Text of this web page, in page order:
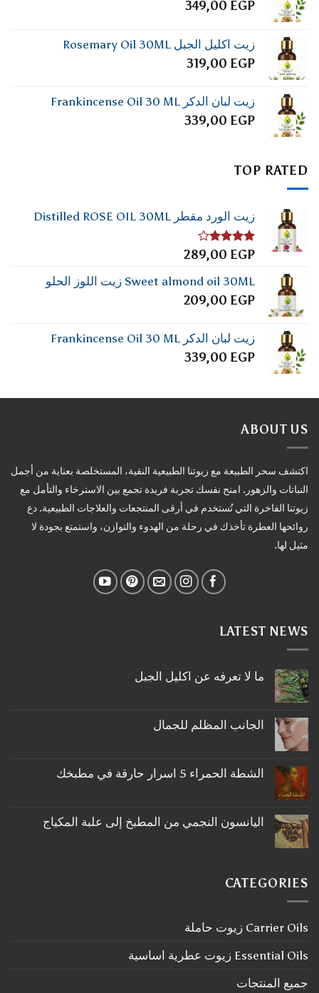
349,00 EGP
زيت اكليل الجبل Rosemary Oil 30ML
319,00 EGP
زيت لبان الدكر Frankincense Oil 30 ML
339,00 EGP
TOP RATED
زيت الورد مقطر Distilled ROSE OIL 30ML
تم
4.00من
5
289,00 EGP
Sweet almond oil 30ML زيت اللوز الحلو
209,00 EGP
زيت لبان الدكر Frankincense Oil 30 ML
339,00 EGP
ABOUT US
اكتشف سحر الطبيعة مع زيوتنا الطبيعية النقية، المستخلصة بعناية من أجمل
النباتات والزهور. امنح نفسك تجربة فريدة تجمع بين الاسترخاء والتأمل مع
زيوتنا الفاخرة التي تُستخدم في أرقى المنتجعات والعلاجات الطبيعية. دع
روائحها العطرة تأخذك في رحلة من الهدوء والتوازن، واستمتع بجودة لا
مثيل لها.
LATEST NEWS
ما لا تعرفه عن اكليل الجبل
على
ما
اكليل
الجبل
الجانب المظلم للجمال
على
الجانب
الشطة الحمراء 5 اسرار حارقة في مطبخك
على
الشطة
في
مطبخك
اليانسون النجمي من المطبخ إلى علبة المكياج
اليانسون
النجمي
علبة
المكياج
CATEGORIES
Carrier Oils زيوت حاملة
Essential Oils زيوت عطرية اساسية
جميع المنتجات